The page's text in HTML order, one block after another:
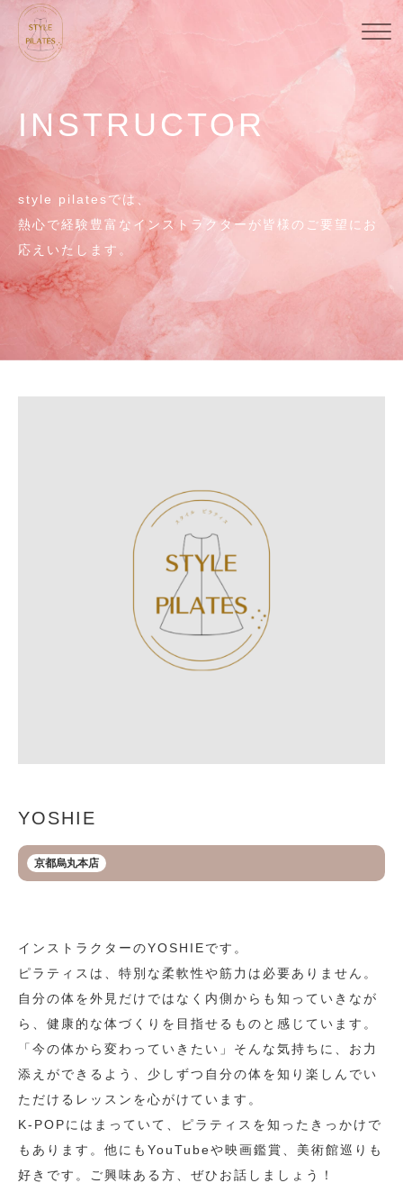
INSTRUCTOR
style pilatesでは、
熱心で経験豊富なインストラクターが皆様のご要望にお
応えいたします。
YOSHIE
京都烏丸本店
インストラクターのYOSHIEです。
ピラティスは、特別な柔軟性や筋力は必要ありません。
自分の体を外見だけではなく内側からも知っていきなが
ら、健康的な体づくりを目指せるものと感じています。
「今の体から変わっていきたい」そんな気持ちに、お力
添えができるよう、少しずつ自分の体を知り楽しんでい
ただけるレッスンを心がけています。
K-POPにはまっていて、ピラティスを知ったきっかけで
もあります。他にもYouTubeや映画鑑賞、美術館巡りも
好きです。ご興味ある方、ぜひお話しましょう！